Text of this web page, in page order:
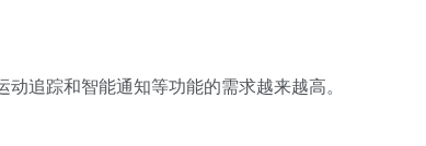
追踪和智能通知等功能的需求越来越高。